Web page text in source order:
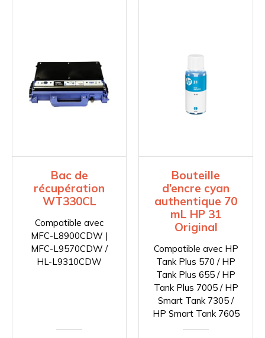
Bac de
récupération
WT330CL
Compatible avec
MFC-L8900CDW |
MFC-L9570CDW /
HL-L9310CDW
Bouteille
d’encre cyan
authentique 70
mL HP 31
Original
Compatible avec HP
Tank Plus 570 / HP
Tank Plus 655 / HP
Tank Plus 7005 / HP
Smart Tank 7305 /
HP Smart Tank 7605